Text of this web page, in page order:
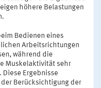
höhere Belastungen
Bedienen eines
Arbeitsrichtungen
während die
Muskelaktivität sehr
Ergebnisse
Berücksichtigung der